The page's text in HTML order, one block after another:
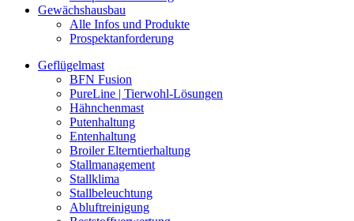
Gewächshausbau
Alle Infos und Produkte
Prospektanforderung
Geflügelmast
BFN Fusion
PureLine | Tierwohl-Lösungen
Hähnchenmast
Putenhaltung
Entenhaltung
Broiler Elterntierhaltung
Stallmanagement
Stallklima
Stallbeleuchtung
Abluftreinigung